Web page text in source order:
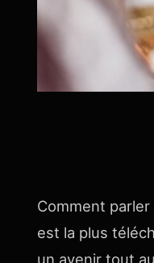
Comment parler
est la plus
un avenir tout